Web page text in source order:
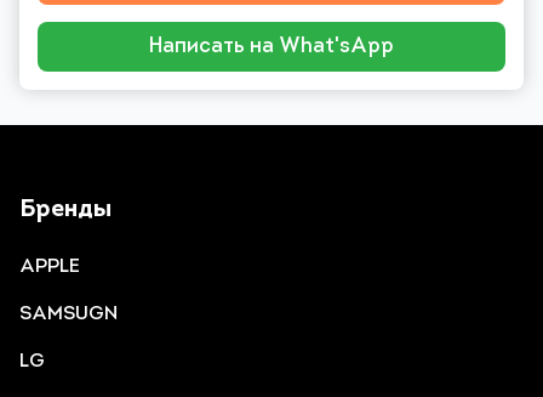
Написать на What'sApp
Бренды
APPLE
SAMSUGN
LG